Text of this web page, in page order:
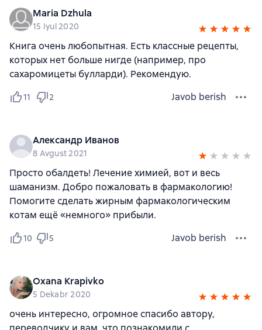
Maria Dzhula
15 Iyul 2020
Книга очень любопытная. Есть классные рецепты,
которых нет больше нигде (например, про
сахаромицеты булларди). Рекомендую.
11 2 Javob berish
Александр Иванов
8 Avgust 2021
Просто обалдеть! Лечение химией, вот и весь
шаманизм. Добро пожаловать в фармакологию!
Помогите сделать жирным фармакологическим
котам ещё «немного» прибыли.
10 5 Javob berish
Oxana Krapivko
5 Dekabr 2020
очень интересно, огромное спасибо автору,